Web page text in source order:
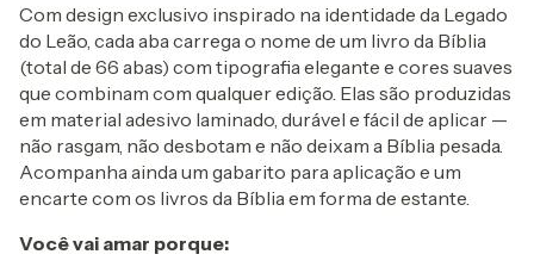
Com design exclusivo inspirado na identidade da Legado
do Leão, cada aba carrega o nome de um livro da Bíblia
(total de 66 abas) com tipografia elegante e cores suaves
que combinam com qualquer edição. Elas são produzidas
em material adesivo laminado, durável e fácil de aplicar —
não rasgam, não desbotam e não deixam a Bíblia pesada.
Acompanha ainda um gabarito para aplicação e um
encarte com os livros da Bíblia em forma de estante.
Você vai amar porque: